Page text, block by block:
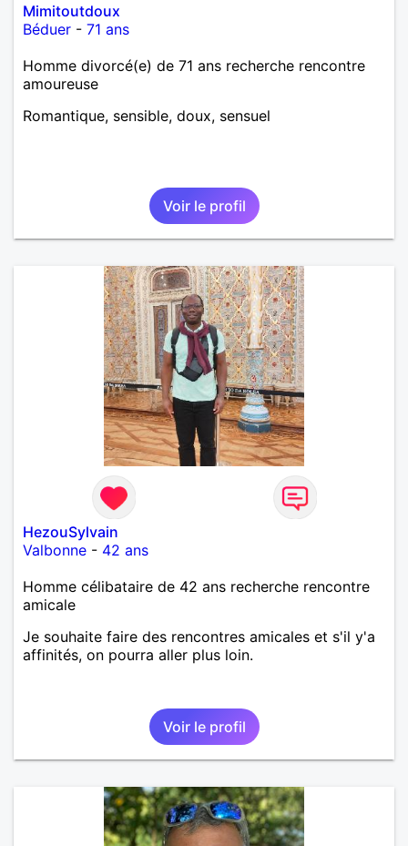
Mimitoutdoux
Béduer - 71 ans
Homme divorcé(e) de 71 ans recherche rencontre
amoureuse
Romantique, sensible, doux, sensuel
Voir le profil
HezouSylvain
Valbonne - 42 ans
Homme célibataire de 42 ans recherche rencontre
amicale
Je souhaite faire des rencontres amicales et s'il y'a
affinités, on pourra aller plus loin.
Voir le profil